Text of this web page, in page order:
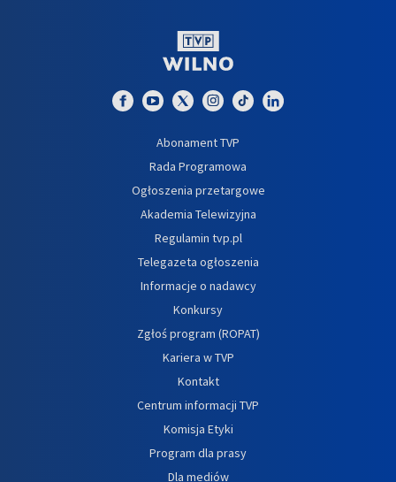
Abonament TVP
Rada Programowa
Ogłoszenia przetargowe
Akademia Telewizyjna
Regulamin tvp.pl
Telegazeta ogłoszenia
Informacje o nadawcy
Konkursy
Zgłoś program (ROPAT)
Kariera w TVP
Kontakt
Centrum informacji TVP
Komisja Etyki
Program dla prasy
Dla mediów